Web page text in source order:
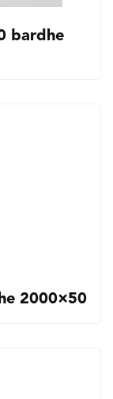
bardhe
2000×50